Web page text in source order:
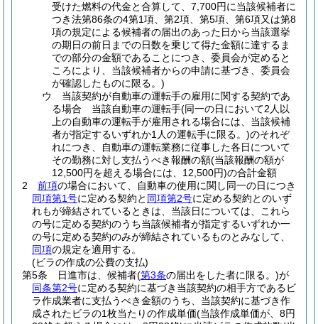
受けた燃料の代金と合算して、7,700円に当該候補者に
つき法第86条の4第1項、第2項、第5項、第6項又は第8
項の規定による候補者の届出のあった日から当該選挙
の期日の前日までの日数を乗じて得た金額に達するま
での部分の金額であることにつき、委員会が定めると
ころにより、当該候補者からの申請に基づき、委員会
が確認したものに限る。)
ウ
当該契約が自動車の運転手の雇用に関する契約であ
る場合 当該自動車の運転手(同一の日において2人以
上の自動車の運転手が雇用される場合には、当該候補
者が指定するいずれか1人の運転手に限る。)のそれぞ
れにつき、自動車の運転業務に従事した各日について
その勤務に対し支払うべき報酬の額(当該報酬の額が
12,500円を超える場合には、12,500円)の合計金額
2
前項の場合において、自動車の使用に関し同一の日につき
同項第1号に定める契約と 同項第2号に定める契約とのいず
れもが締結されているときは、当該日については、これら
の号に定める契約のうち当該候補者が指定するいずれか一
の号に定める契約のみが締結されているものとみなして、
同項の規定を適用する。
(ビラの作成の公費の支払)
第5条
日進市は、候補者(第3条の届出をした者に限る。)が
同条第2号に定める契約に基づき当該契約の相手方であるビ
ラ作成業者に支払うべき金額のうち、当該契約に基づき作
成されたビラの1枚当たりの作成単価(当該作成単価が、8円